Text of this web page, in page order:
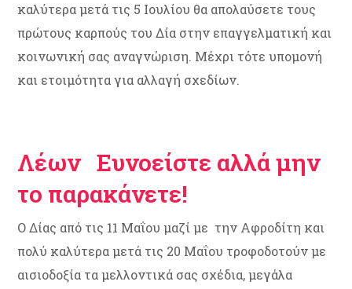
καλύτερα μετά τις 5 Ιουλίου θα απολαύσετε τους
πρώτους καρπούς του Δία στην επαγγελματική και
κοινωνική σας αναγνώριση. Μέχρι τότε υπομονή
και ετοιμότητα για αλλαγή σχεδίων.
Λέων Ευνοείστε αλλά μην
το παρακάνετε!
Ο Δίας από τις 11 Μαΐου μαζί με την Αφροδίτη και
πολύ καλύτερα μετά τις 20 Μαΐου τροφοδοτούν με
αισιοδοξία τα μελλοντικά σας σχέδια, μεγάλα